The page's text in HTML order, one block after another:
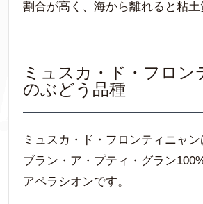
割合が高く、海から離れると粘土
ミュスカ・ド・フロン
のぶどう品種
ミュスカ・ド・フロンティニャン
ブラン・ア・プティ・グラン
アペラシオンです。